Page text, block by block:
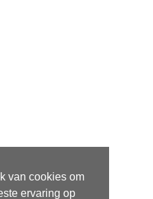
van cookies om
ervaring op